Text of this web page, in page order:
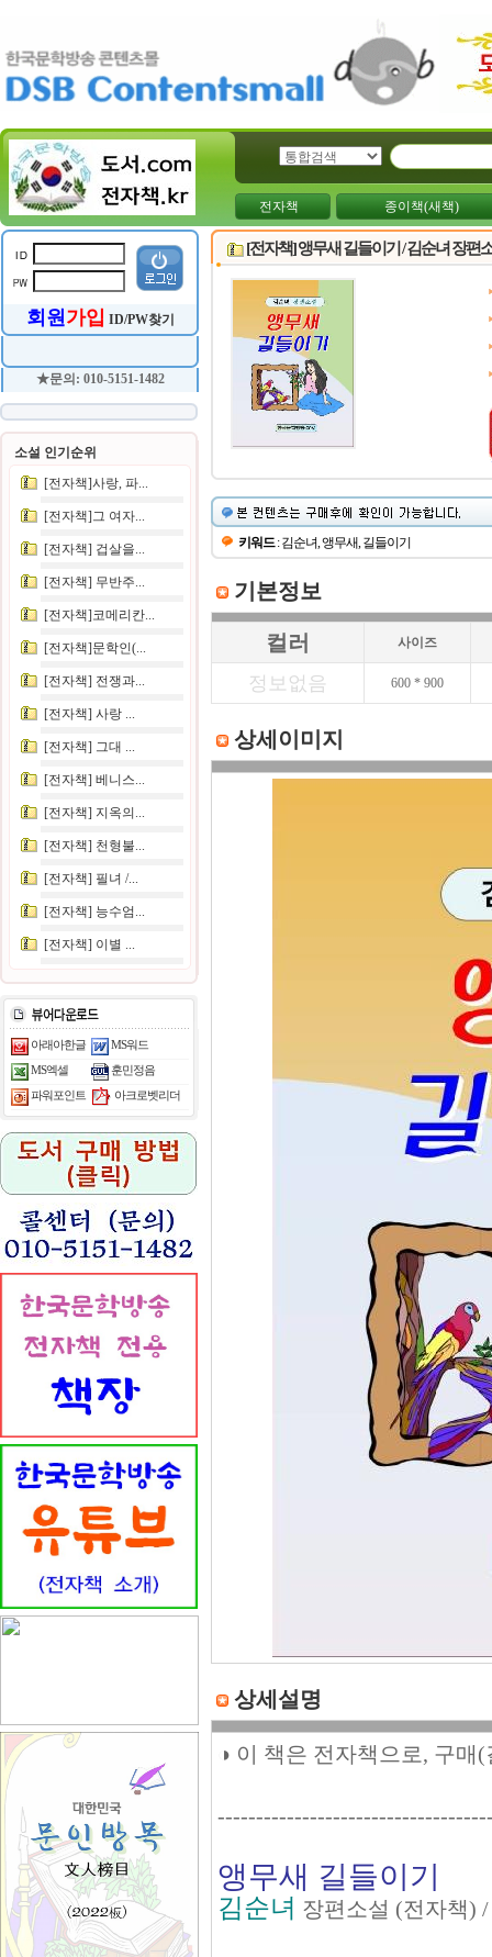
전자책 종이책(새책)
회원가입 ID/PW찾기
★문의: 010-5151-1482
소설 인기순위
[전자책]사랑, 파...
[전자책]그 여자...
[전자책] 겁살을...
[전자책] 무반주...
[전자책]코메리칸...
[전자책]문학인(...
[전자책] 전쟁과...
[전자책] 사랑 ...
[전자책] 그대 ...
[전자책] 베니스...
[전자책] 지옥의...
[전자책] 천형불...
[전자책] 필녀 /...
[전자책] 능수엄...
[전자책] 이별 ...
아래아한글 MS워드
MS엑셀 훈민정음
파워포인트 아크로벳리더
[전자책] 앵무새 길들이기 / 김순녀 장편
키워드: 김순녀, 앵무새, 길들이기
기본정보
컬러 사이즈
정보없음 600 * 900
상세이미지
상세설명
◑ 이 책은 전자책으로, 구매
앵무새 길들이기
김순녀 장편소설 (전자책)